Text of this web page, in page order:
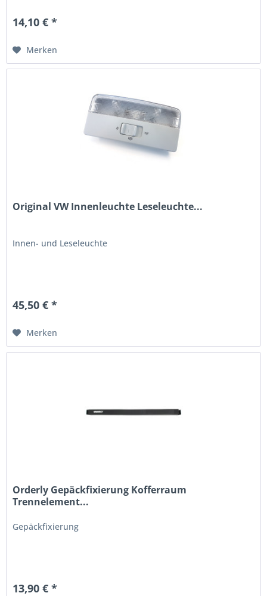
14,10 € *
Merken
Original VW Innenleuchte Leseleuchte...
Innen- und Leseleuchte
45,50 € *
Merken
Orderly Gepäckfixierung Kofferraum
Trennelement...
Gepäckfixierung
13,90 € *